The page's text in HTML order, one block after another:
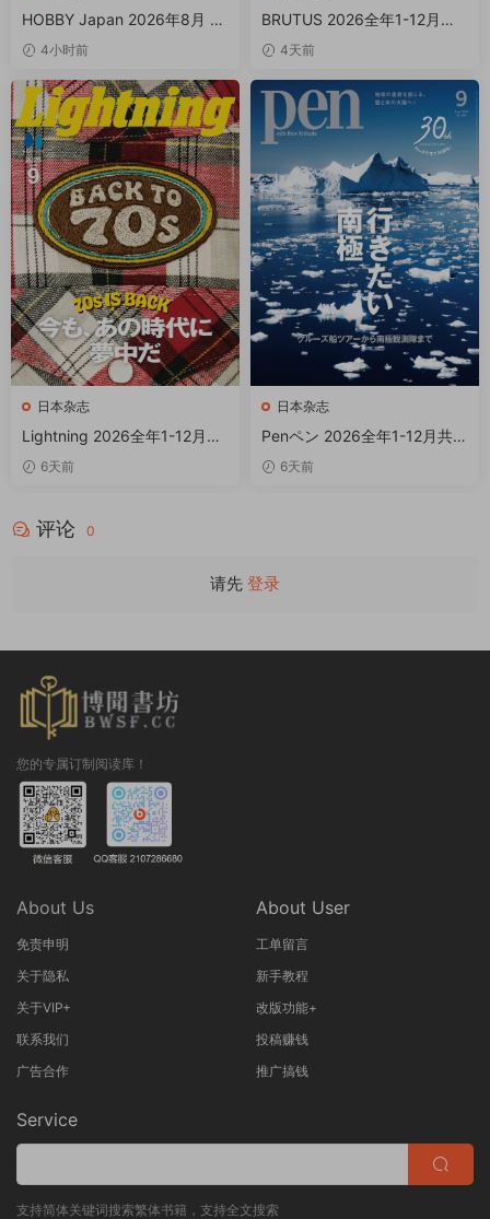
HOBBY Japan 2026年8月 P
DF 4小时前
BRUTUS 2026全年1-12月共2
4期+增刊 PDF
4天前
日本杂志
Lightning 2026全年1-12月共
12期 PDF
6天前
日本杂志
Penペン 2026全年1-12月共1
2期 PDF
6天前
评论 0
请先 登录
您的专属订制阅读库！
About Us
免责申明
关于隐私
关于VIP+
联系我们
广告合作
About User
工单留言
新手教程
改版功能+
投稿赚钱
推广搞钱
Service
支持简体关键词搜索繁体书籍，支持全文搜索